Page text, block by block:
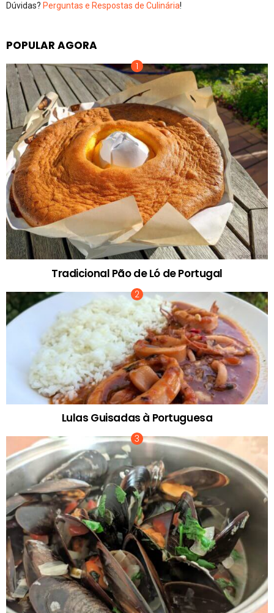
Dúvidas? Perguntas e Respostas de Culinária!
POPULAR AGORA
Tradicional Pão de Ló de Portugal
Lulas Guisadas à Portuguesa